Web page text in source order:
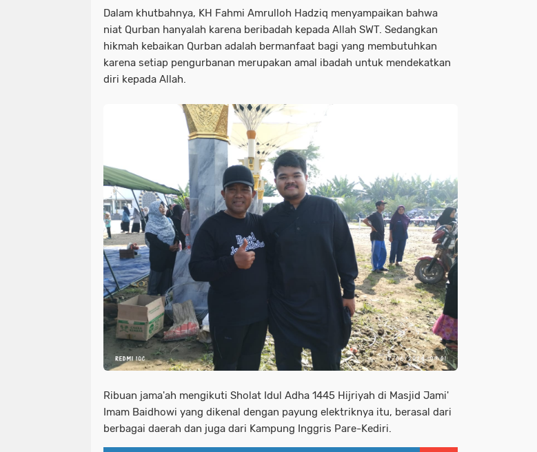
Dalam khutbahnya, KH Fahmi Amrulloh Hadziq menyampaikan bahwa
niat Qurban hanyalah karena beribadah kepada Allah SWT. Sedangkan
hikmah kebaikan Qurban adalah bermanfaat bagi yang membutuhkan
karena setiap pengurbanan merupakan amal ibadah untuk mendekatkan
diri kepada Allah.
Ribuan jama'ah mengikuti Sholat Idul Adha 1445 Hijriyah di Masjid Jami'
Imam Baidhowi yang dikenal dengan payung elektriknya itu, berasal dari
berbagai daerah dan juga dari Kampung Inggris Pare-Kediri.